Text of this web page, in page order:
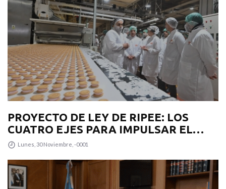
PROYECTO DE LEY DE RIPEE: LOS
CUATRO EJES PARA IMPULSAR EL
DESARROLLO PRODUCTIVO EN LA
Lunes, 30 Noviembre, -0001